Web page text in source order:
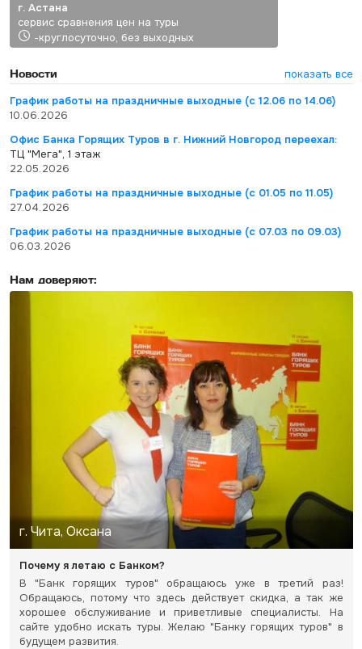
г. Астана
сервис сравнения цен на туры
-круглосуточно, без выходных
Новости
показать все
График работы на праздничные выходные (с 12.06 по 14.06)
10.06.2026
Офис Банка Горящих Туров в г. Нижний Новгород переехал:
ТЦ "Мега", 1 этаж
22.05.2026
График работы на праздничные выходные (с 01.05 по 11.05)
27.04.2026
График работы на праздничные выходные (с 07.03 по 09.03)
06.03.2026
Нам доверяют:
г. Чита, Оксана
Почему я летаю с Банком?
В "Банк горящих туров" обращаюсь уже в третий раз!
Обращаюсь, потому что здесь действует скидка, а так же
хорошее обслуживание и приветливые специалисты. На
сайте удобно искать туры. Желаю "Банку горящих туров" в
будущем развития.